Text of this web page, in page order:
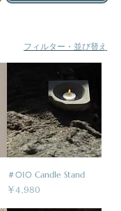
フィルター・並び替え
＃010 Candle Stand
価格
￥4,980